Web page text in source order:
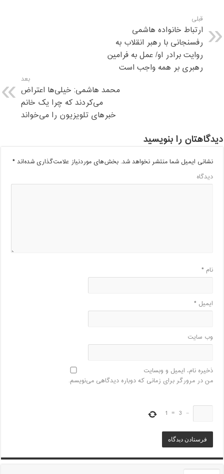
قبلی
ارتباط خانواده هاشمی
رفسنجانی با رهبر انقلاب به
روایت برادر او/ عمل به فرامین
رهبری بر همه واجب است
بعد
محمد هاشمی: خیلی‌ها اعتراض
می‌کردند که چرا یک خانم
خبرهای تلویزیون را می‌خواند
دیدگاهتان را بنویسید
نشانی ایمیل شما منتشر نخواهد شد. بخش‌های موردنیاز علامت‌گذاری شده‌اند*
دیدگاه
نام *
ایمیل *
وب‌ سایت
ذخیره نام، ایمیل و وبسایت
من در مرورگر برای زمانی که دوباره دیدگاهی می‌نویسم.
−
3
=
1